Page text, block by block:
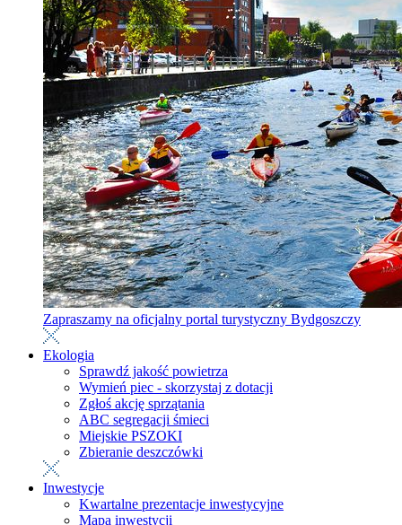
Zapraszamy na oficjalny portal turystyczny Bydgoszczy
Ekologia
Sprawdź jakość powietrza
Wymień piec - skorzystaj z dotacji
Zgłoś akcję sprzątania
ABC segregacji śmieci
Miejskie PSZOKI
Zbieranie deszczówki
Inwestycje
Kwartalne prezentacje inwestycyjne
Mapa inwestycji